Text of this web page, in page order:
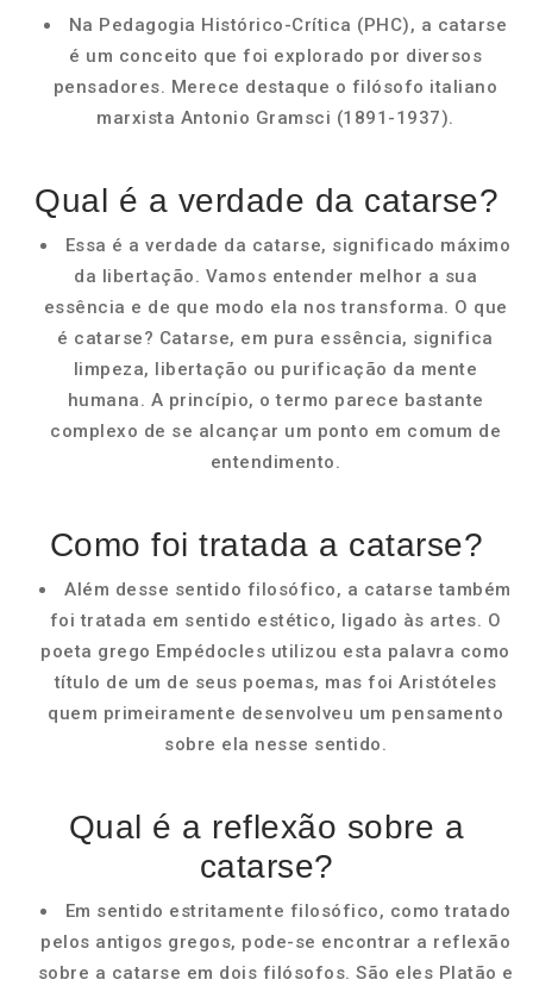
Na Pedagogia Histórico-Crítica (PHC), a catarse
é um conceito que foi explorado por diversos
pensadores. Merece destaque o filósofo italiano
marxista Antonio Gramsci (1891-1937).
Qual é a verdade da catarse?
Essa é a verdade da catarse, significado máximo
da libertação. Vamos entender melhor a sua
essência e de que modo ela nos transforma. O que
é catarse? Catarse, em pura essência, significa
limpeza, libertação ou purificação da mente
humana. A princípio, o termo parece bastante
complexo de se alcançar um ponto em comum de
entendimento.
Como foi tratada a catarse?
Além desse sentido filosófico, a catarse também
foi tratada em sentido estético, ligado às artes. O
poeta grego Empédocles utilizou esta palavra como
título de um de seus poemas, mas foi Aristóteles
quem primeiramente desenvolveu um pensamento
sobre ela nesse sentido.
Qual é a reflexão sobre a
catarse?
Em sentido estritamente filosófico, como tratado
pelos antigos gregos, pode-se encontrar a reflexão
sobre a catarse em dois filósofos. São eles Platão e